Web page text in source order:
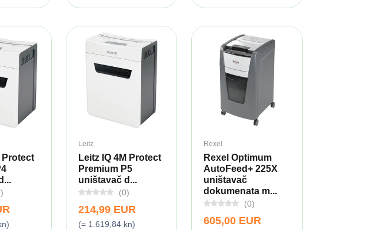
Protect
Leitz
Leitz IQ 4M Protect
Premium P5
uništavač d...
(0)
214,99 EUR
(= 1.619,84 kn)
Rexel
Rexel Optimum
AutoFeed+ 225X
uništavač
dokumenata m...
(0)
605,00 EUR